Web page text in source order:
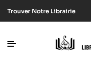
Trouver Notre Librairie